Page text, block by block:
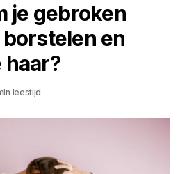
je gebroken
en
leestijd